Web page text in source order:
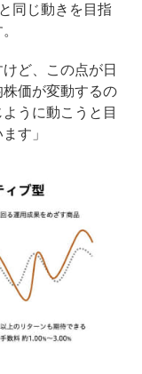
同じ動きを目指
ど、この点が日
価が変動するの
うに動こうと目
す」